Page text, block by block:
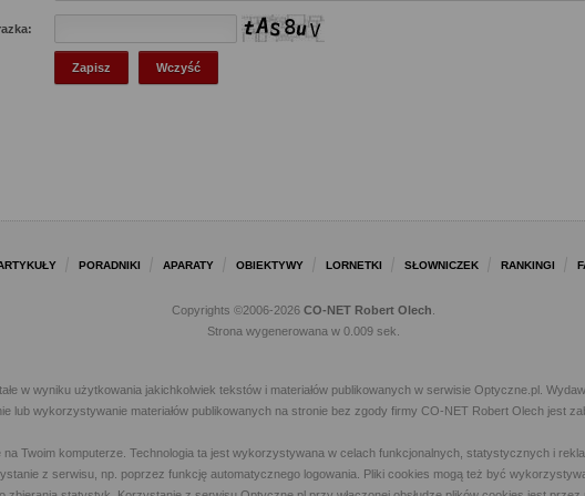
PORADNIKI APARATY OBIEKTYWY LORNETKI SŁOWNICZEK RANKINGI
Copyrights ©2006-2026 CO-NET Robert Olech
Strona wygenerowana w 0.009 sek.
w wyniku użytkowania jakichkolwiek tekstów i materiałów publikowanych w serwisie Optyczne.pl.
lub wykorzystywanie materiałów publikowanych na stronie bez zgody firmy CO-NET Robert Olech jest
Twoim komputerze. Technologia ta jest wykorzystywana w celach funkcjonalnych, statystycznych i
z serwisu, np. poprzez funkcję automatycznego logowania. Pliki cookies mogą też być